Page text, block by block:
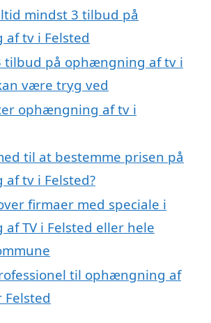
mindst 3 tilbud på
tv i Felsted
tilbud på ophængning af tv i
være tryg ved
ophængning af tv i
til at bestemme prisen på
tv i Felsted?
firmaer med speciale i
TV i Felsted eller hele
til ophængning af